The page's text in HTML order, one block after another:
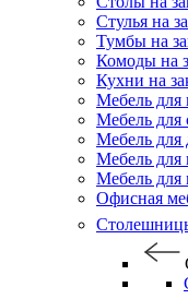
Стулья на
Тумбы на
Комоды на
Кухни на
Мебель для
Мебель для
Мебель для
Мебель для
Мебель для
Офисная